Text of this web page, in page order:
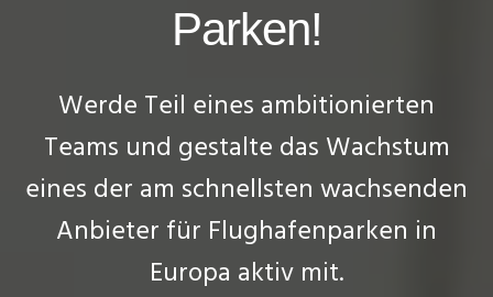
Parken!
Werde Teil eines ambitionierten
Teams und gestalte das Wachstum
eines der am schnellsten wachsenden
Anbieter für Flughafenparken in
Europa aktiv mit.